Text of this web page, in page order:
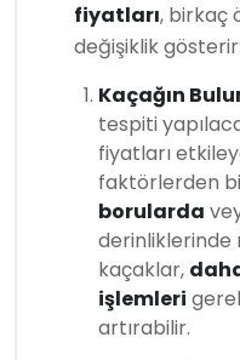
fiyatları, birkaç
değişiklik gösterir:
Kaçağın
tespiti
fiyatları
faktörlerden
borularda
derinliklerinde
kaçaklar,
işlemleri
artırabilir.